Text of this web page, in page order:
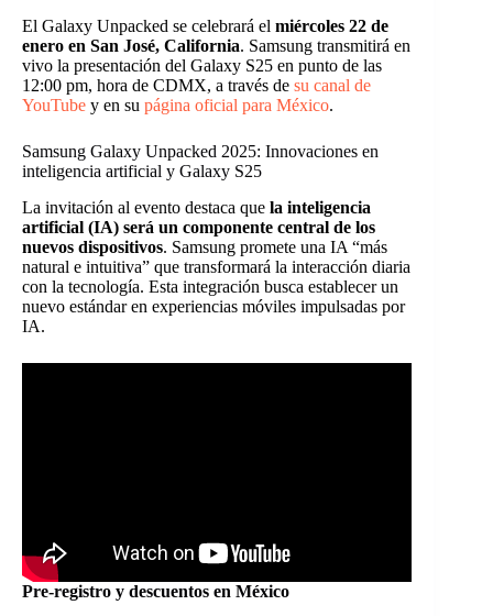
El Galaxy Unpacked se celebrará el miércoles 22 de
enero en San José, California. Samsung transmitirá en
vivo la presentación del Galaxy S25 en punto de las
12:00 pm, hora de CDMX, a través de su canal de
YouTube y en su página oficial para México.
Samsung Galaxy Unpacked 2025: Innovaciones en
inteligencia artificial y Galaxy S25
La invitación al evento destaca que la inteligencia
artificial (IA) será un componente central de los
nuevos dispositivos. Samsung promete una IA “más
natural e intuitiva” que transformará la interacción diaria
con la tecnología. Esta integración busca establecer un
nuevo estándar en experiencias móviles impulsadas por
IA.
Pre-registro y descuentos en México